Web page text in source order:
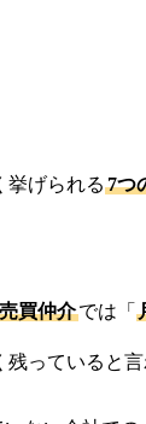
挙げられる7つ
売買仲介では「
残っていると言